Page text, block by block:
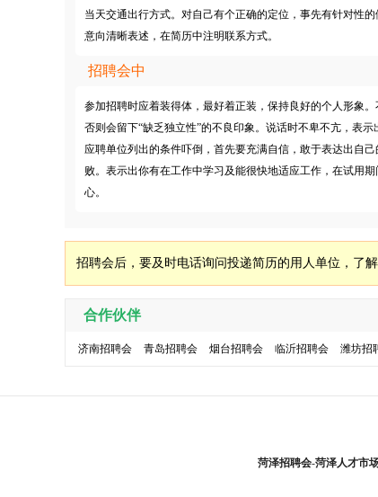
当天交通出行方式。对自己有个正确的定位，事先有针对性
意向清晰表述，在简历中注明联系方式。
招聘会中
参加招聘时应着装得体，最好着正装，保持良好的个人形象
否则会留下“缺乏独立性”的不良印象。说话时不卑不亢，表
应聘单位列出的条件吓倒，首先要充满自信，敢于表达出自
败。表示出你有在工作中学习及能很快地适应工作，在试用
心。
招聘会后，要及时电话询问投递简历的用人单位，了
合作伙伴
济南招聘会 青岛招聘会 烟台招聘会 临沂招聘会 潍坊招
菏泽招聘会-菏泽人才市